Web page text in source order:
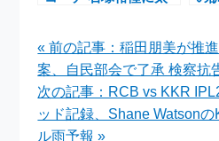
« 前の記事：稲田朋美が推
案、自民部会で了承 検察抗
次の記事：RCB vs KKR
ッド記録、Shane Watson
ル雨予報 »